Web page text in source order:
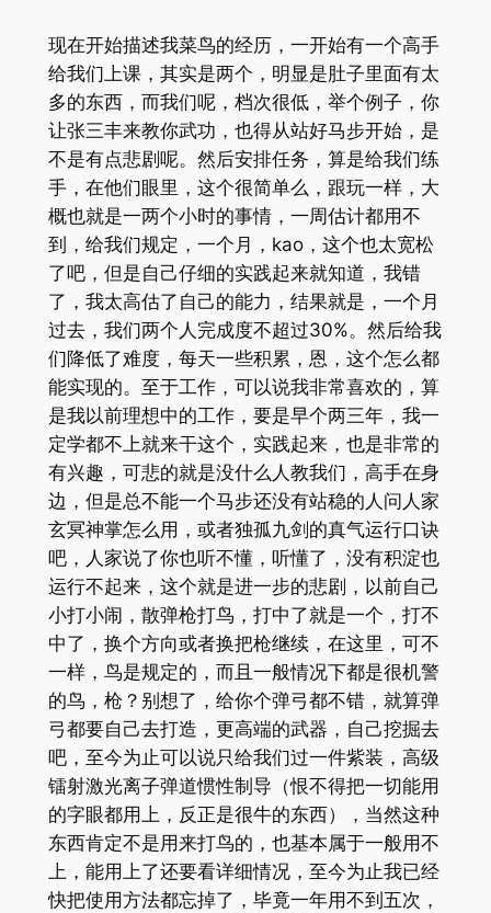
现在开始描述我菜鸟的经历，一开始有一个高手
给我们上课，其实是两个，明显是肚子里面有太
多的东西，而我们呢，档次很低，举个例子，你
让张三丰来教你武功，也得从站好马步开始，是
不是有点悲剧呢。然后安排任务，算是给我们练
手，在他们眼里，这个很简单么，跟玩一样，大
概也就是一两个小时的事情，一周估计都用不
到，给我们规定，一个月，kao，这个也太宽松
了吧，但是自己仔细的实践起来就知道，我错
了，我太高估了自己的能力，结果就是，一个月
过去，我们两个人完成度不超过30%。然后给我
们降低了难度，每天一些积累，恩，这个怎么都
能实现的。至于工作，可以说我非常喜欢的，算
是我以前理想中的工作，要是早个两三年，我一
定学都不上就来干这个，实践起来，也是非常的
有兴趣，可悲的就是没什么人教我们，高手在身
边，但是总不能一个马步还没有站稳的人问人家
玄冥神掌怎么用，或者独孤九剑的真气运行口诀
吧，人家说了你也听不懂，听懂了，没有积淀也
运行不起来，这个就是进一步的悲剧，以前自己
小打小闹，散弹枪打鸟，打中了就是一个，打不
中了，换个方向或者换把枪继续，在这里，可不
一样，鸟是规定的，而且一般情况下都是很机警
的鸟，枪？别想了，给你个弹弓都不错，就算弹
弓都要自己去打造，更高端的武器，自己挖掘去
吧，至今为止可以说只给我们过一件紫装，高级
镭射激光离子弹道惯性制导（恨不得把一切能用
的字眼都用上，反正是很牛的东西），当然这种
东西肯定不是用来打鸟的，也基本属于一般用不
上，能用上了还要看详细情况，至今为止我已经
快把使用方法都忘掉了，毕竟一年用不到五次，